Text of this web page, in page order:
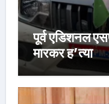
पूर्व एडिशनल
मारकर ह’त्या